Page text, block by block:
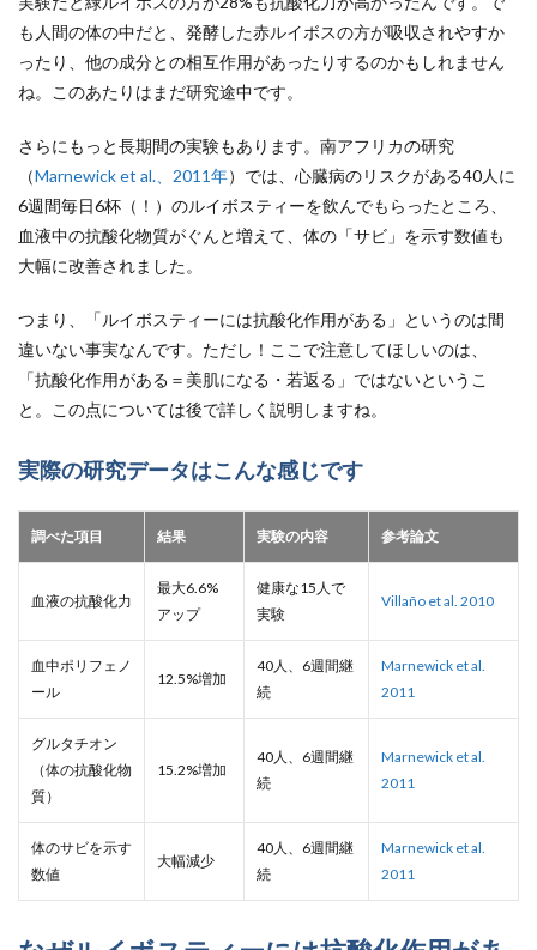
も人間の体の中だと、発酵した赤ルイボスの方が吸収されやすか
ったり、他の成分との相互作用があったりするのかもしれません
ね。このあたりはまだ研究途中です。
さらにもっと長期間の実験もあります。南アフリカの研究
（Marnewick et al.、2011年）では、心臓病のリスクがある40人に
6週間毎日6杯（！）のルイボスティーを飲んでもらったところ、
血液中の抗酸化物質がぐんと増えて、体の「サビ」を示す数値も
大幅に改善されました。
つまり、「ルイボスティーには抗酸化作用がある」というのは間
違いない事実なんです。ただし！ここで注意してほしいのは、
「抗酸化作用がある＝美肌になる・若返る」ではないというこ
と。この点については後で詳しく説明しますね。
実際の研究データはこんな感じです
調べた項目 結果 実験の内容 参考論文
血液の抗酸化力
最大6.6%
アップ
健康な15人で
実験
Villaño et al. 2010
血中ポリフェノ
ール
12.5%増加
40人、6週間継
続
Marnewick et al.
2011
グルタチオン
（体の抗酸化物
質）
15.2%増加
40人、6週間継
続
Marnewick et al.
2011
体のサビを示す
数値
大幅減少
40人、6週間継
続
Marnewick et al.
2011